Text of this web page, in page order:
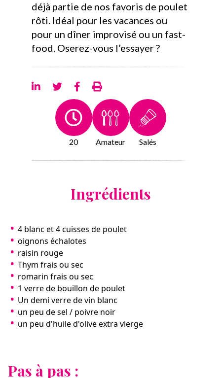
déjà partie de nos favoris de poulet
rôti. Idéal pour les vacances ou
pour un dîner improvisé ou un fast-
food. Oserez-vous l’essayer ?
20 Amateur Salés
Ingrédients
4 blanc et 4 cuisses de poulet
oignons échalotes
raisin rouge
Thym frais ou sec
romarin frais ou sec
1 verre de bouillon de poulet
Un demi verre de vin blanc
un peu de sel / poivre noir
un peu d'huile d'olive extra vierge
Pas à pas :